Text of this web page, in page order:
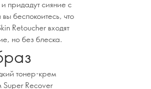
придадут сияние с
беспокоитесь, что
Retoucher входят
но без блеска.
тонер-крем
Super Recover